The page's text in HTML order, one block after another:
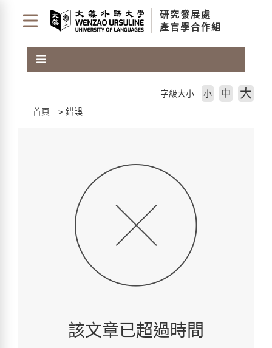
首頁
錯誤
字級大小 小 中 大
該文章已超過時間
研究發展處
產官學合作組